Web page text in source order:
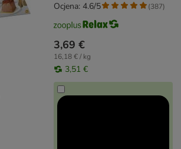
3,69 €
16,18 € / kg
3,51 €
Ocjena: 4.6/5 (387)